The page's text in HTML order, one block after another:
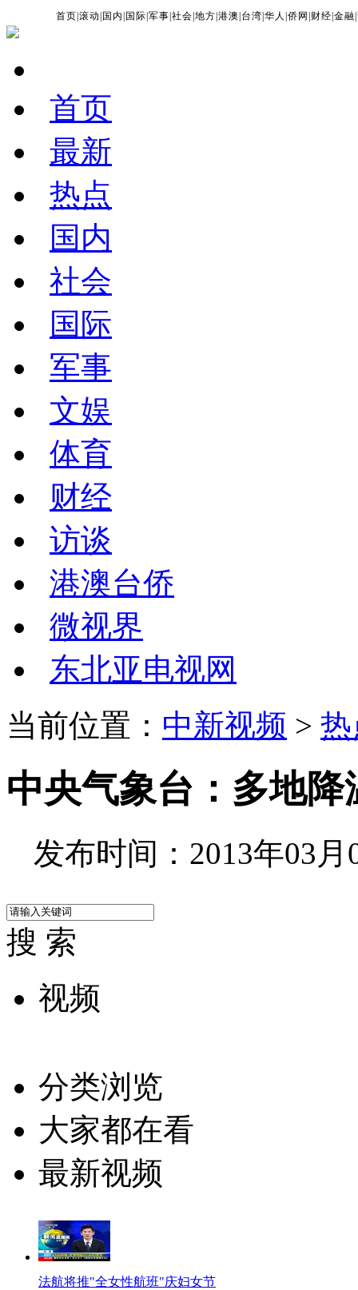
首页 |滚动 国内 国际 |军事 |社会 |地方 |港澳 台湾 |华人 |侨网 财经 |金融 |
首页
最新
热点
国内
社会
国际
军事
文娱
体育
财经
访谈
港澳台侨
微视界
东北亚电视网
当前位置： 中新视频 >
中央气象台：多地
发布时间：2013年03月
搜 索
视频
分类浏览
大家都在看
最新视频
法航将推"全女性航班"庆妇女节